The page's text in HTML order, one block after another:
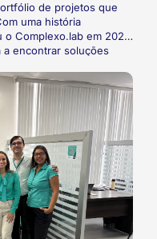
de projetos que
uma história
o Complexo.lab em 2021.
a encontrar soluções
faz parcerias
o AceleraCoop e o
já é referência dentro e
em uma nova fase.